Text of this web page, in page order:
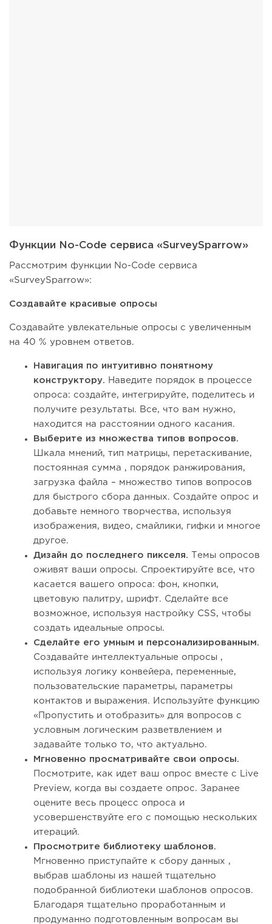
Функции No-Code сервиса «SurveySparrow»
Рассмотрим функции No-Code сервиса
«SurveySparrow»:
Создавайте красивые опросы
Создавайте увлекательные опросы с увеличенным
на 40 % уровнем ответов.
Навигация по интуитивно понятному
конструктору.
Наведите порядок в процессе
опроса: создайте, интегрируйте, поделитесь и
получите результаты. Все, что вам нужно,
находится на расстоянии одного касания.
Выберите из множества типов вопросов.
Шкала мнений, тип матрицы, перетаскивание,
постоянная сумма , порядок ранжирования,
загрузка файла – множество типов вопросов
для быстрого сбора данных. Создайте опрос и
добавьте немного творчества, используя
изображения, видео, смайлики, гифки и многое
другое.
Дизайн до последнего пикселя.
Темы опросов
оживят ваши опросы. Спроектируйте все, что
касается вашего опроса: фон, кнопки,
цветовую палитру, шрифт. Сделайте все
возможное, используя настройку CSS, чтобы
создать идеальные опросы.
Сделайте его умным и персонализированным.
Создавайте интеллектуальные опросы ,
используя логику конвейера, переменные,
пользовательские параметры, параметры
контактов и выражения. Используйте функцию
«Пропустить и отобразить» для вопросов с
условным логическим разветвлением и
задавайте только то, что актуально.
Мгновенно просматривайте свои опросы.
Посмотрите, как идет ваш опрос вместе с Live
Preview, когда вы создаете опрос. Заранее
оцените весь процесс опроса и
усовершенствуйте его с помощью нескольких
итераций.
Просмотрите библиотеку шаблонов.
Мгновенно приступайте к сбору данных ,
выбрав шаблоны из нашей тщательно
подобранной библиотеки шаблонов опросов.
Благодаря тщательно проработанным и
продуманно подготовленным вопросам вы